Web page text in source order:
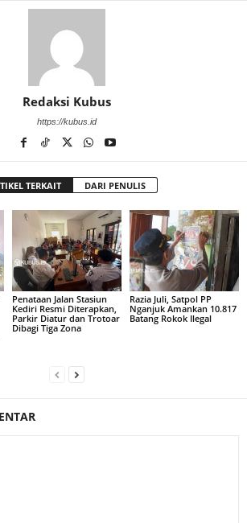
Redaksi Kubus
https://kubus.id
TERKAIT DARI PENULIS
Penataan Jalan Stasiun
Kediri Resmi Diterapkan,
Parkir Diatur dan Trotoar
Dibagi Tiga Zona
Razia Juli, Satpol PP
Nganjuk Amankan 10.817
Batang Rokok Ilegal